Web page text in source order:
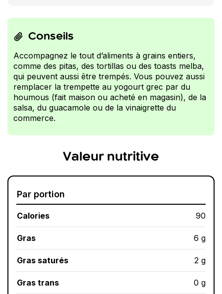
Conseils
Accompagnez le tout d’aliments à grains entiers,
comme des pitas, des tortillas ou des toasts melba,
qui peuvent aussi être trempés. Vous pouvez aussi
remplacer la trempette au yogourt grec par du
houmous (fait maison ou acheté en magasin), de la
salsa, du guacamole ou de la vinaigrette du
commerce.
Valeur nutritive
Par portion
Calories 90
Gras 6 g
Gras saturés 2 g
Gras trans 0 g